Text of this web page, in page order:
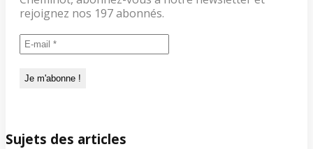
rejoignez nos 197 abonnés.
Sujets des articles